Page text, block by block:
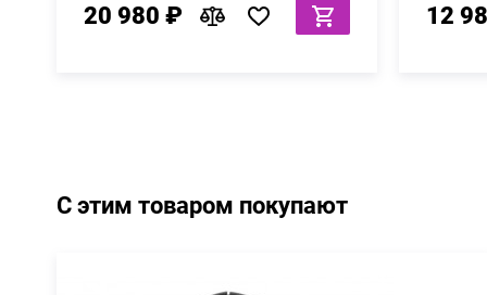
20 980 ₽ 12
С этим товаром покупают